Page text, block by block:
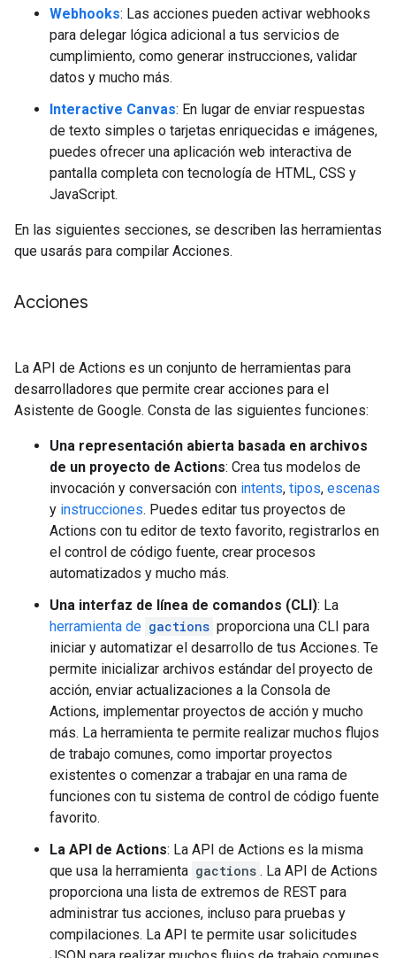
Webhooks: Las acciones pueden activar webhooks
para delegar lógica adicional a tus servicios de
cumplimiento, como generar instrucciones, validar
datos y mucho más.
Interactive Canvas: En lugar de enviar respuestas
de texto simples o tarjetas enriquecidas e imágenes,
puedes ofrecer una aplicación web interactiva de
pantalla completa con tecnología de HTML, CSS y
JavaScript.
En las siguientes secciones, se describen las herramientas
que usarás para compilar Acciones.
Acciones
La API de Actions es un conjunto de herramientas para
desarrolladores que permite crear acciones para el
Asistente de Google. Consta de las siguientes funciones:
Una representación abierta basada en archivos
de un proyecto de Actions: Crea tus modelos de
invocación y conversación con intents, tipos, escenas
y instrucciones. Puedes editar tus proyectos de
Actions con tu editor de texto favorito, registrarlos en
el control de código fuente, crear procesos
automatizados y mucho más.
Una interfaz de línea de comandos (CLI): La
herramienta de gactions proporciona una CLI para
iniciar y automatizar el desarrollo de tus Acciones. Te
permite inicializar archivos estándar del proyecto de
acción, enviar actualizaciones a la Consola de
Actions, implementar proyectos de acción y mucho
más. La herramienta te permite realizar muchos flujos
de trabajo comunes, como importar proyectos
existentes o comenzar a trabajar en una rama de
funciones con tu sistema de control de código fuente
favorito.
La API de Actions: La API de Actions es la misma
que usa la herramienta gactions . La API de Actions
proporciona una lista de extremos de REST para
administrar tus acciones, incluso para pruebas y
compilaciones. La API te permite usar solicitudes